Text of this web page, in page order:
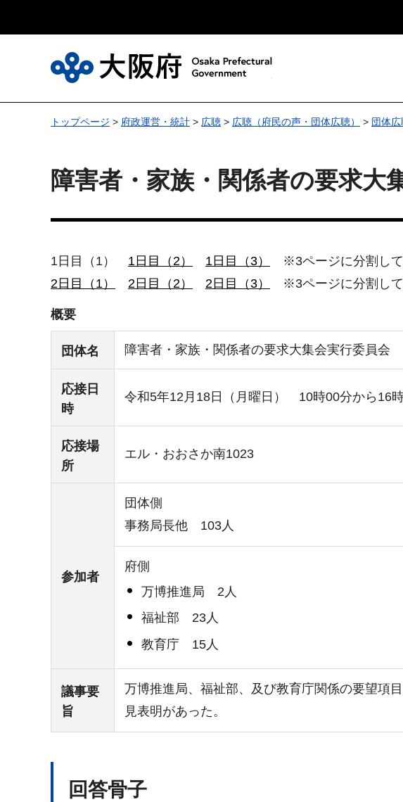
トップページ > 府政運営・統計 > 広聴 > 広聴（府民の声・団体広聴） > 団体広
障害者・家族・関係者の要求大
1日目（1） 1日目（2） 1日目（3）
※3ページに分割して
2日目（1）
2日目（2） 2日目（3） ※3ページに分割して
概要
団体名 障害者・家族・関係者の要求大集会実行委員会
応接日
時
令和5年12月18日（月曜日） 10時00分から16
応接場
所
エル・おおさか南1023
参加者
団体側
事務局長他 103人
府側
万博推進局 2人
福祉部 23人
教育庁 15人
議事要
旨
万博推進局、福祉部、及び教育庁関係の要望項
見表明があった。
回答骨子